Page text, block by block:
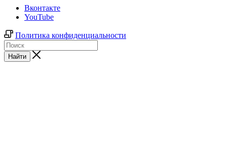
Вконтакте
YouTube
Политика конфиденциальности
Найти